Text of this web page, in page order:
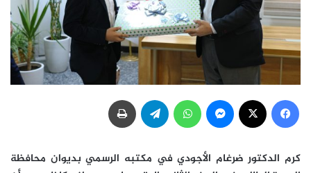
فيسبوك ماسنجر واتساب تيلقرام
كرم الدكتور ضرغام الأجودي في مكتبه الرسمي بديوان محافظة